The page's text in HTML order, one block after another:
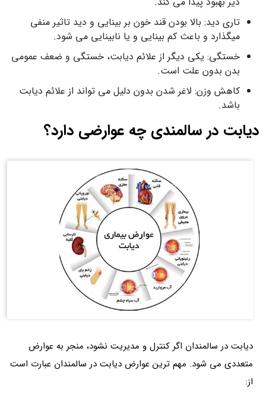
تاری دید: بالا بودن قند خون بر بینایی و دید تاثیر منفی
میگذارد و باعث کم بینایی و یا نابینایی می شود.
خستگی: یکی دیگر از علائم دیابت، خستگی و ضعف عمومی
بدن بدون علت است.
کاهش وزن: لاغر شدن بدون دلیل می تواند از علائم دیابت
باشد.
دیابت در سالمندی چه عوارضی دارد؟
دیابت در سالمندان اگر کنترل و مدیریت نشود، منجر به عوارض
متعددی می شود. مهم ترین عوارض دیابت در سالمندان عبارت است
از: